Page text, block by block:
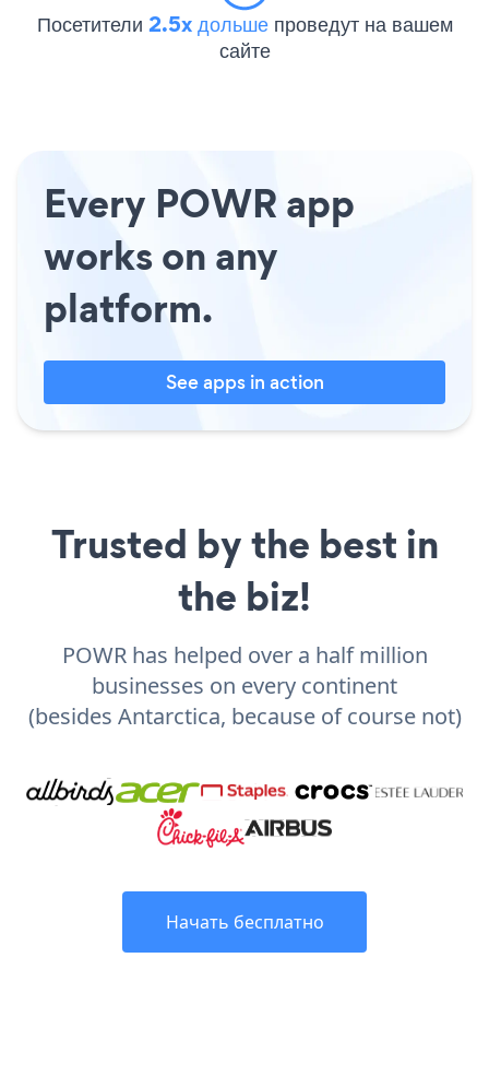
Посетители 2.5x дольше проведут на вашем
сайте
Every POWR app
works on any
platform.
See apps in action
Trusted by the best in
the biz!
POWR has helped over a half million
businesses on every continent
(besides Antarctica, because of course not)
Начать бесплатно